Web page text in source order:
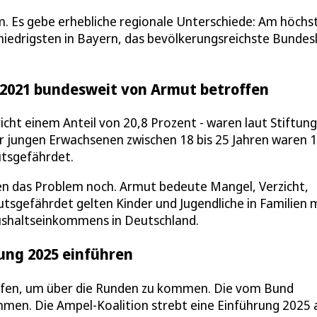
Es gebe erhebliche regionale Unterschiede: Am
in Bayern, das bevölkerungsreichste
bundesweit von Armut betroffen
einem Anteil von 20,8 Prozent - waren laut Stiftung
Erwachsenen zwischen 18 bis 25 Jahren waren
das Problem noch. Armut bedeute Mangel, Verzicht,
gelten Kinder und Jugendliche in Familien
in Deutschland.
2025 einführen
um über die Runden zu kommen. Die vom Bund
Die Ampel-Koalition strebt eine Einführung 2025